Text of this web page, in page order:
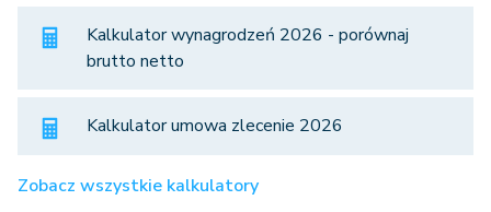
Kalkulator wynagrodzeń 2026 - porównaj
brutto netto
Kalkulator umowa zlecenie 2026
Zobacz wszystkie kalkulatory